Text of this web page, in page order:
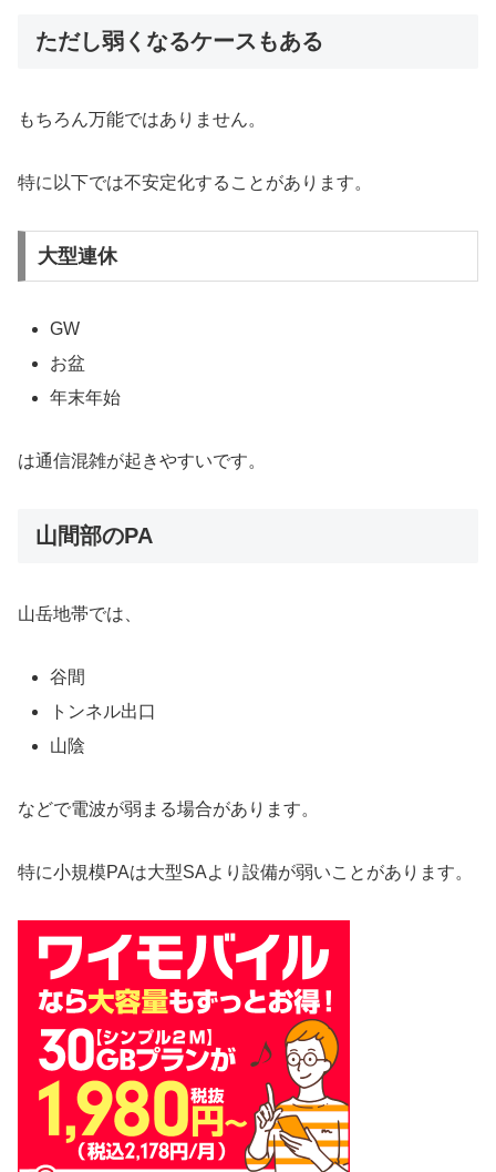
ただし弱くなるケースもある
もちろん万能ではありません。
特に以下では不安定化することがあります。
大型連休
GW
お盆
年末年始
は通信混雑が起きやすいです。
山間部のPA
山岳地帯では、
谷間
トンネル出口
山陰
などで電波が弱まる場合があります。
特に小規模PAは大型SAより設備が弱いことがあります。